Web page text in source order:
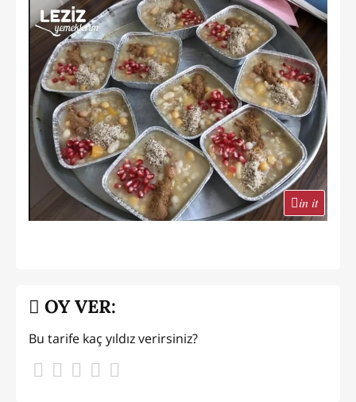
in it
OY VER:
Bu tarife kaç yıldız verirsiniz?